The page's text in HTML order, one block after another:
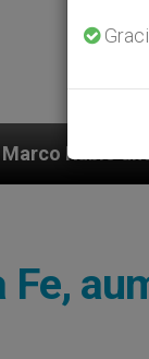
de
Fe,